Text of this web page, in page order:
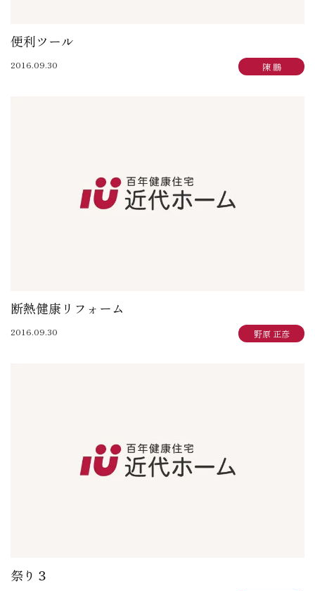
便利ツール
2016.09.30 陳 鵬
断熱健康リフォーム
2016.09.30 野原 正彦
祭り３